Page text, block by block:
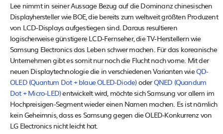
Lee nimmt in seiner Aussage Bezug auf die Dominanz chinesischen
Displayhersteller wie BOE, die bereits zum weltweit größten Produzent
von LCD-Displays aufgestiegen sind. Daraus resultieren
logischerweise günstigere LCD-Fernseher, die TV-Herstellern wie
Samsung Electronics das Leben schwer machen. Für das koreanische
Unternehmen gibt es somit nur noch die Flucht nach vorne. Mit der
neuen Displaytechnologie die in verschiedenen Varianten wieQD-
OLED (Quantum Dot + blaue OLED-Diode)oderQNED (Quandum
Dot + Micro-LED)entwickelt wird, möchte sich Samsung vor allem im
Hochpreisigen-Segment wieder einen Namen machen. Es ist nämlich
kein Geheimnis, dass es Samsung gegen die OLED-Konkurrenz von
LG Electronics nicht leicht hat.